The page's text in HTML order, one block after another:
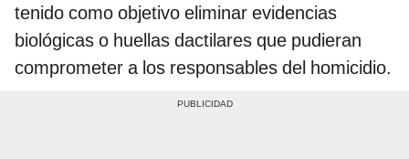
tenido como objetivo eliminar evidencias
biológicas o huellas dactilares que pudieran
comprometer a los responsables del homicidio.